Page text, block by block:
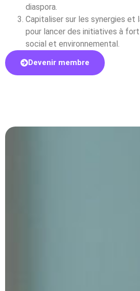
diaspora.
Capitaliser sur les synergies et
pour lancer des initiatives à
social et environnemental.
Devenir membre